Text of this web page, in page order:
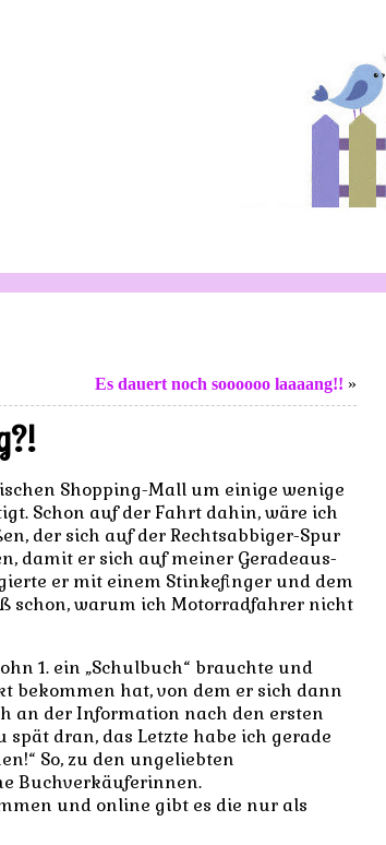
Es dauert noch soooooo laaaang!! »
Shopping-Mall um einige wenige
Schon auf der Fahrt dahin, wäre ich
der sich auf der Rechtsabbiger-Spur
damit er sich auf meiner Geradeaus-
er mit einem Stinkefinger und dem
schon, warum ich Motorradfahrer nicht
1. ein „Schulbuch“ brauchte und
bekommen hat, von dem er sich dann
an der Information nach den ersten
spät dran, das Letzte habe ich gerade
So, zu den ungeliebten
Buchverkäuferinnen.
und online gibt es die nur als